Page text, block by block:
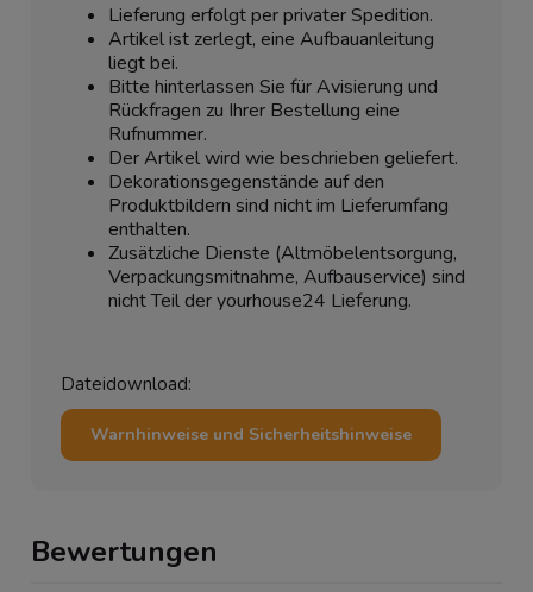
Lieferung erfolgt per privater Spedition.
Artikel ist zerlegt, eine Aufbauanleitung
liegt bei.
Bitte hinterlassen Sie für Avisierung und
Rückfragen zu Ihrer Bestellung eine
Rufnummer.
Der Artikel wird wie beschrieben geliefert.
Dekorationsgegenstände auf den
Produktbildern sind nicht im Lieferumfang
enthalten.
Zusätzliche Dienste (Altmöbelentsorgung,
Verpackungsmitnahme, Aufbauservice) sind
nicht Teil der yourhouse24 Lieferung.
Dateidownload:
Warnhinweise und Sicherheitshinweise
Bewertungen